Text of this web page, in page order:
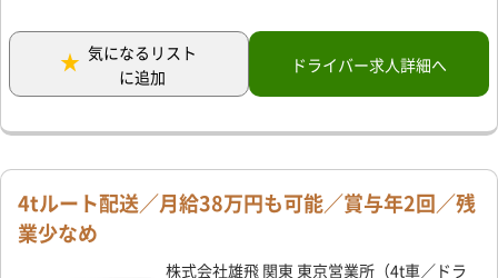
気になるリスト
に追加
ドライバー求人詳細へ
4tルート配送／月給38万円も可能／賞与年2回／残
業少なめ
株式会社雄飛 関東 東京営業所（4t車／ドラ